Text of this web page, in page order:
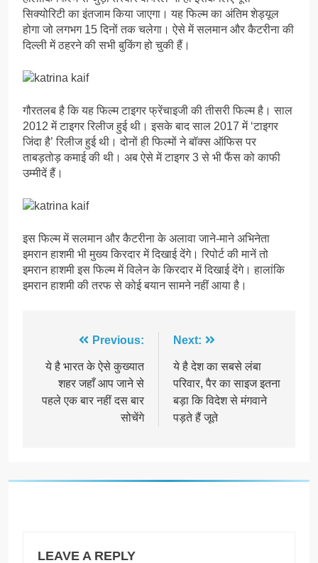
सिक्योरिटी का इंतजाम किया जाएगा। यह फिल्म का अंतिम शेड्यूल
होगा जो लगभग 15 दिनों तक चलेगा। ऐसे में सलमान और कैटरीना की
दिल्ली में ठहरने की सभी बुकिंग हो चुकी हैं।
गौरतलब है कि यह फिल्म टाइगर फ्रेंचाइजी की तीसरी फिल्म है। साल
2012 में टाइगर रिलीज हुई थी। इसके बाद साल 2017 में ‘टाइगर
जिंदा है’ रिलीज हुई थी। दोनों ही फिल्मों ने बॉक्स ऑफिस पर
ताबड़तोड़ कमाई की थी। अब ऐसे में टाइगर 3 से भी फैंस को काफी
उम्मीदें हैं।
इस फिल्म में सलमान और कैटरीना के अलावा जाने-माने अभिनेता
इमरान हाशमी भी मुख्य किरदार में दिखाई देंगे। रिपोर्ट की मानें तो
इमरान हाशमी इस फिल्म में विलेन के किरदार में दिखाई देंगे। हालांकि
इमरान हाशमी की तरफ से कोई बयान सामने नहीं आया है।
navigation
Previous:
ये है भारत के ऐसे कुख्यात
शहर जहाँ आप जाने से
पहले एक बार नहीं दस बार
सोचेंगे
Next:
ये है देश का सबसे लंबा
परिवार, पैर का साइज इतना
बड़ा कि विदेश से मंगवाने
पड़ते हैं जूते
LEAVE A REPLY